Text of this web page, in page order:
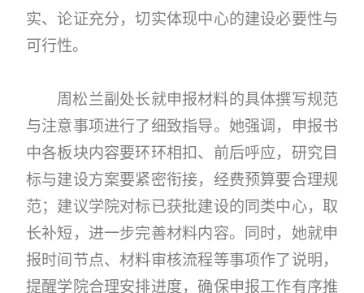
实、论证充分，切实体现中心的建设必要性与
可行性。
周松兰副处长就申报材料的具体撰写规范
与注意事项进行了细致指导。她强调，申报书
中各板块内容要环环相扣、前后呼应，研究目
标与建设方案要紧密衔接，经费预算要合理规
范；建议学院对标已获批建设的同类中心，取
长补短，进一步完善材料内容。同时，她就申
报时间节点、材料审核流程等事项作了说明，
提醒学院合理安排进度，确保申报工作有序推